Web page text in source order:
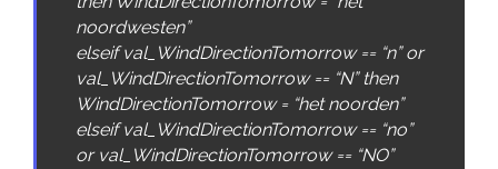
noordwesten”
elseif val_WindDirectionTomorrow== “n” or
val_WindDirectionTomorrow== “N” then
WindDirectionTomorrow= “het noorden”
elseif val_WindDirectionTomorrow== “no”
or val_WindDirectionTomorrow== “NO”